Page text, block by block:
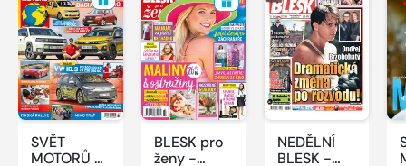
SVĚT
MOTORŮ -
BLESK pro
ženy -
NEDĚLNÍ
BLESK -